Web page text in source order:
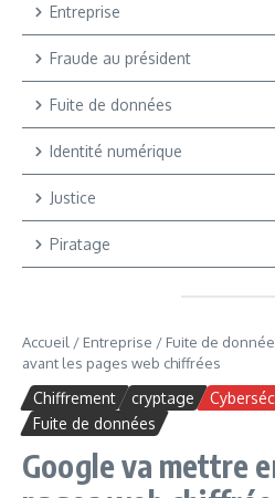
Entreprise
Fraude au président
Fuite de données
Identité numérique
Justice
Piratage
Accueil / Entreprise / Fuite de
avant les pages web chiffrées
Chiffrement cryptage
Fuite de données
Google va mettre